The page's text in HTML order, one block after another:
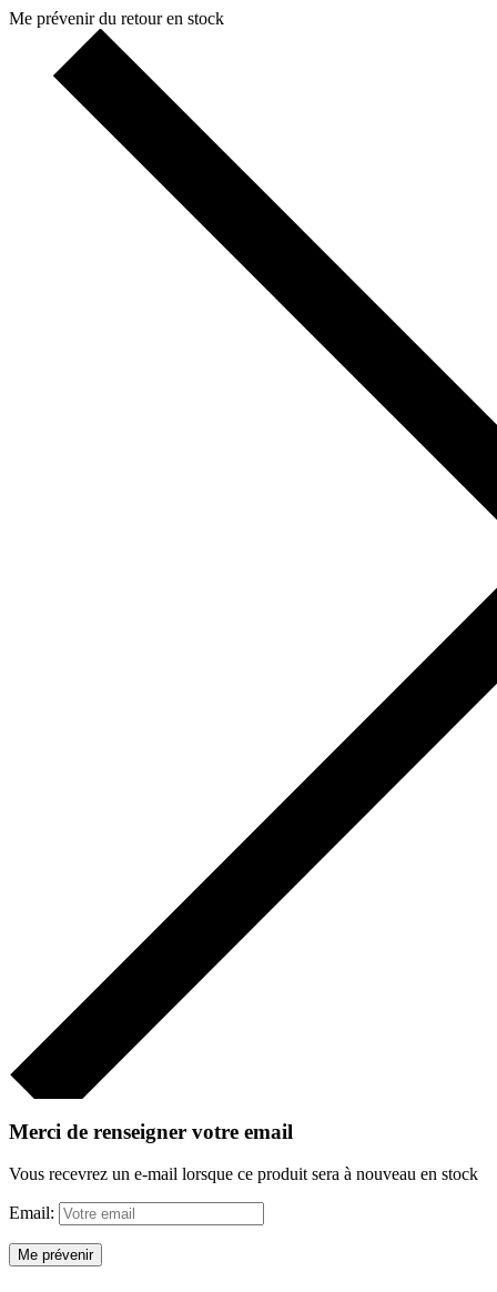
Me prévenir du retour en stock
Merci de renseigner votre email
Vous recevrez un e-mail lorsque ce produit sera à nouveau en stock
Email:
Me prévenir